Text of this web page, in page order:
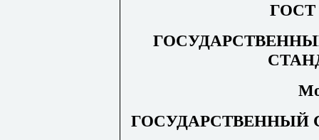
ГОСТ
ГОСУДАРСТВЕННЫЙ